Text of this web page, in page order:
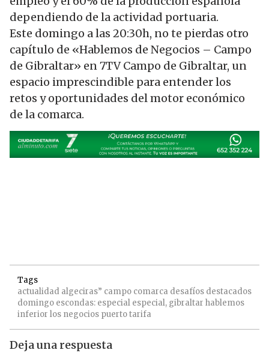
dependiendo de la actividad portuaria.
Este domingo a las 20:30h, no te pierdas otro
capítulo de «Hablemos de Negocios – Campo
de Gibraltar» en 7TV Campo de Gibraltar, un
espacio imprescindible para entender los
retos y oportunidades del motor económico
de la comarca.
Tags
actualidad algeciras” campo comarca desafíos destacados
domingo escondas: especial especial, gibraltar hablemos
inferior los negocios puertotarifa
Deja una respuesta